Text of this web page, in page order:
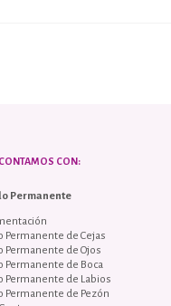
CON:
Permanente
Permanente de Cejas
Permanente de Ojos
Permanente de Boca
Permanente de Labios
Permanente de Pezón